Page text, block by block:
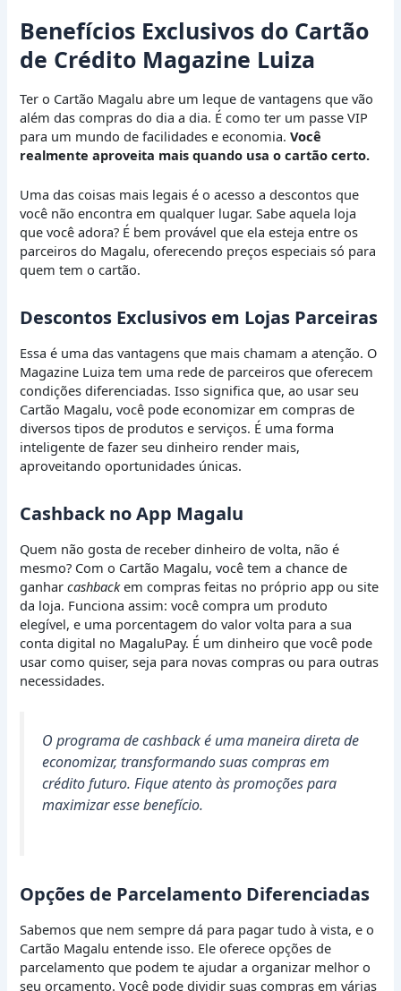
Benefícios Exclusivos do Cartão
de Crédito Magazine Luiza
Ter o Cartão Magalu abre um leque de vantagens que vão
além das compras do dia a dia. É como ter um passe VIP
para um mundo de facilidades e economia.Você
realmente aproveita mais quando usa o cartão certo.
Uma das coisas mais legais é o acesso a descontos que
você não encontra em qualquer lugar. Sabe aquela loja
que você adora? É bem provável que ela esteja entre os
parceiros do Magalu, oferecendo preços especiais só para
quem tem o cartão.
Descontos Exclusivos em Lojas Parceiras
Essa é uma das vantagens que mais chamam a atenção. O
Magazine Luiza tem uma rede de parceiros que oferecem
condições diferenciadas. Isso significa que, ao usar seu
Cartão Magalu, você pode economizar em compras de
diversos tipos de produtos e serviços. É uma forma
inteligente de fazer seu dinheiro render mais,
aproveitando oportunidades únicas.
Cashback no App Magalu
Quem não gosta de receber dinheiro de volta, não é
mesmo? Com o Cartão Magalu, você tem a chance de
ganharcashbackem compras feitas no próprio app ou site
da loja. Funciona assim: você compra um produto
elegível, e uma porcentagem do valor volta para a sua
conta digital no MagaluPay. É um dinheiro que você pode
usar como quiser, seja para novas compras ou para outras
necessidades.
O programa de cashback é uma maneira direta de
economizar, transformando suas compras em
crédito futuro. Fique atento às promoções para
maximizar esse benefício.
Opções de Parcelamento Diferenciadas
Sabemos que nem sempre dá para pagar tudo à vista, e o
Cartão Magalu entende isso. Ele oferece opções de
parcelamento que podem te ajudar a organizar melhor o
seu orçamento. Você pode dividir suas compras em várias